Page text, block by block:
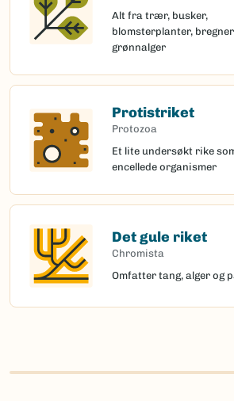
Alt fra trær, busker,
blomsterplanter,
grønnalger
Protistriket
Protozoa
Et lite undersøkt rike
encellede organismer
Det gule riket
Chromista
Omfatter tang, alger og